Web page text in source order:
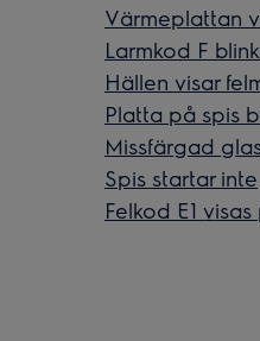
Värmeplattan
Larmkod F
Hällen visar
Platta på spis
Missfärgad
Spis startar inte
Felkod E1